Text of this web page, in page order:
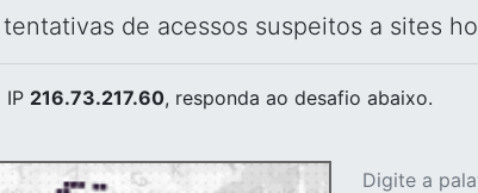
de acessos suspeitos a sites
IP 216.73.217.60, responda ao desafio abaixo.
Digite a